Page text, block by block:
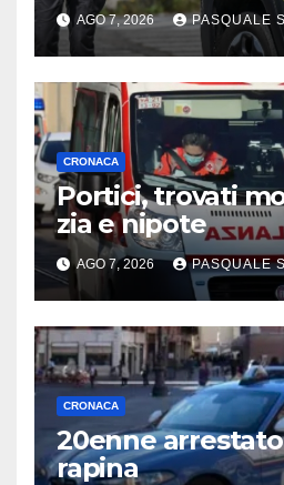
AGO 7, 2026 PASQUALE
CRONACA
Portici, trovati
zia e nipote
AGO 7, 2026 PASQUALE
CRONACA
20enne
rapina